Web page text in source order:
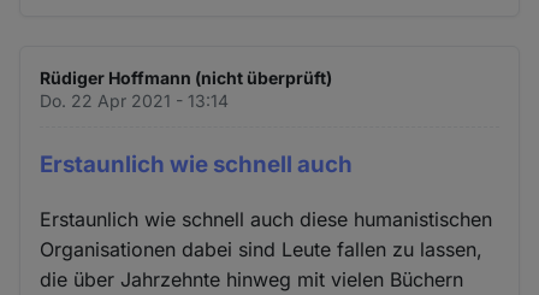
Rüdiger Hoffmann (nicht überprüft)
Do. 22 Apr 2021 - 13:14
Erstaunlich wie schnell auch
Erstaunlich wie schnell auch diese humanistischen
Organisationen dabei sind Leute fallen zu lassen,
die über Jahrzehnte hinweg mit vielen Büchern